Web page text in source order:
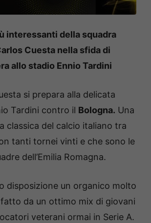
interessanti della squadra
Cuesta nella sfida di
allo stadio Ennio Tardini
si prepara alla delicata
Tardini contro il Bologna. Una
classica del calcio italiano tra
tanti tornei vinti e che sono le
dell’Emilia Romagna.
disposizione un organico molto
da un ottimo mix di giovani
veterani ormai in Serie A.